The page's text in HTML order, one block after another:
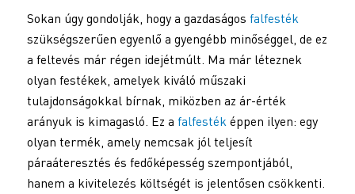
Sokan úgy gondolják, hogy a gazdaságos falfesték
szükségszerűen egyenlő a gyengébb minőséggel, de ez
a feltevés már régen idejétmúlt. Ma már léteznek
olyan festékek, amelyek kiváló műszaki
tulajdonságokkal bírnak, miközben az ár-érték
arányuk is kimagasló. Ez a falfesték éppen ilyen: egy
olyan termék, amely nemcsak jól teljesít
páraáteresztés és fedőképesség szempontjából,
hanem a kivitelezés költségét is jelentősen csökkenti.